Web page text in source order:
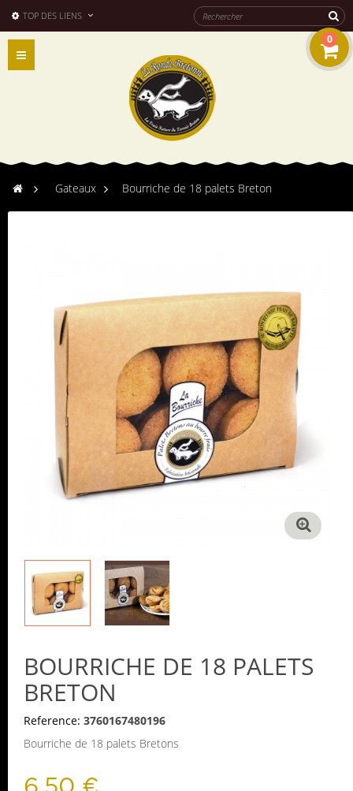
TOP DES LIENS
0
Navigation
bascule
> Gateaux > Bourriche de 18 palets Breton
BOURRICHE DE 18 PALETS
BRETON
Reference: 3760167480196
Bourriche de 18 palets Bretons